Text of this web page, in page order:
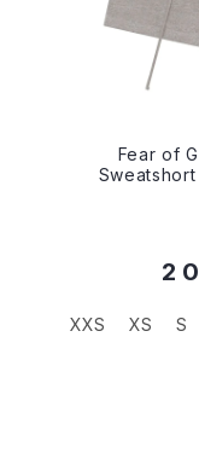
Fear of
2
XXS XS S